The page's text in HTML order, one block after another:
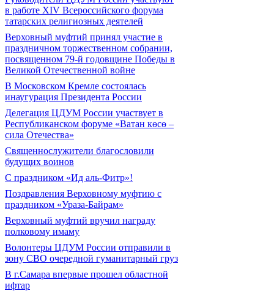
в работе XIV Всероссийского форума
татарских религиозных деятелей
Верховный муфтий принял участие в
праздничном торжественном собрании,
посвященном 79-й годовщине Победы в
Великой Отечественной войне
В Московском Кремле состоялась
инаугурация Президента России
Делегация ЦДУМ России участвует в
Республиканском форуме «Ватан көсө –
сила Отечества»
Священнослужители благословили
будущих воинов
С праздником «Ид аль-Фитр»!
Поздравления Верховному муфтию с
праздником «Ураза-Байрам»
Верховный муфтий вручил награду
полковому имаму
Волонтеры ЦДУМ России отправили в
зону СВО очередной гуманитарный груз
В г.Самара впервые прошел областной
ифтар